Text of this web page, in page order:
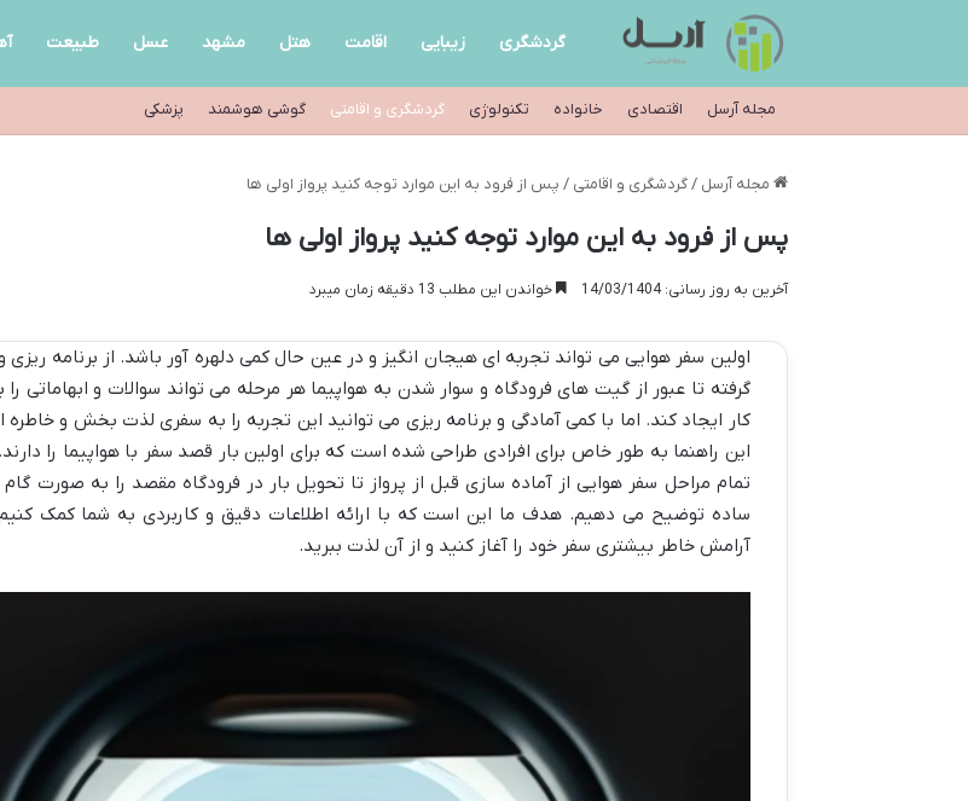
گردشگری زیبایی اقامت هتل مشهد عسل طبیعت
مجله آرسل اقتصادی خانواده تکنولوژی گردشگری و اقامتی گوشی هوشمند پزشکی
مجله آرسل / گردشگری و اقامتی / پس از فرود به این موارد توجه کنید پرواز اولی ها
پس از فرود به این موارد توجه کنید پرواز اولی ها
آخرین به روز رسانی: 14/03/1404 خواندن این مطلب 13 دقیقه زمان میبرد
اولین سفر هوایی می تواند تجربه ای هیجان انگیز و در عین حال کمی دلهره آور باشد. از برنامه
گرفته تا عبور از گیت های فرودگاه و سوار شدن به هواپیما هر مرحله می تواند سوالات و ابهاماتی را
کار ایجاد کند. اما با کمی آمادگی و برنامه ریزی می توانید این تجربه را به سفری لذت بخش و خاطره
این راهنما به طور خاص برای افرادی طراحی شده است که برای اولین بار قصد سفر با هواپیما را
تمام مراحل سفر هوایی از آماده سازی قبل از پرواز تا تحویل بار در فرودگاه مقصد را به صورت گام
ساده توضیح می دهیم. هدف ما این است که با ارائه اطلاعات دقیق و کاربردی به شما کمک کنیم
آرامش خاطر بیشتری سفر خود را آغاز کنید و از آن لذت ببرید.